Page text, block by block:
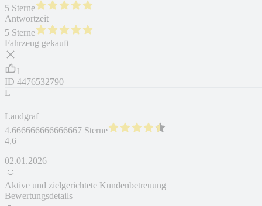
5 Sterne
Antwortzeit
5 Sterne
Fahrzeug gekauft
1
ID 4476532790
L
Landgraf
4.666666666666667 Sterne
4,6
02.01.2026
Aktive und zielgerichtete Kundenbetreuung
Bewertungsdetails